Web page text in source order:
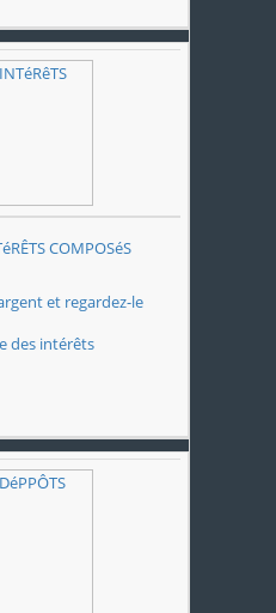
COMPOSéS
et regardez-le
des intérêts